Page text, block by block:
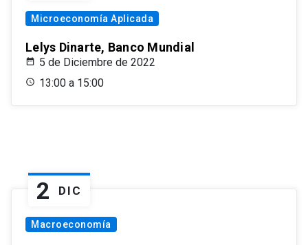
Microeconomía Aplicada
Lelys Dinarte, Banco Mundial
5 de Diciembre de 2022
13:00 a 15:00
2 DIC
Macroeconomía